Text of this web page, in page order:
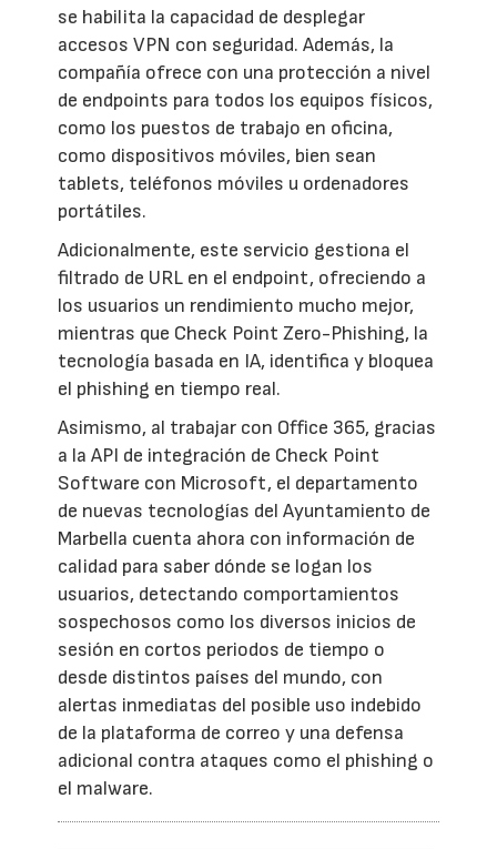
se habilita la capacidad de desplegar
accesos VPN con seguridad. Además, la
compañía ofrece con una protección a nivel
de endpoints para todos los equipos físicos,
como los puestos de trabajo en oficina,
como dispositivos móviles, bien sean
tablets, teléfonos móviles u ordenadores
portátiles.
Adicionalmente, este servicio gestiona el
filtrado de URL en el endpoint, ofreciendo a
los usuarios un rendimiento mucho mejor,
mientras que Check Point Zero-Phishing, la
tecnología basada en IA, identifica y bloquea
el phishing en tiempo real.
Asimismo, al trabajar con Office 365, gracias
a la API de integración de Check Point
Software con Microsoft, el departamento
de nuevas tecnologías del Ayuntamiento de
Marbella cuenta ahora con información de
calidad para saber dónde se logan los
usuarios, detectando comportamientos
sospechosos como los diversos inicios de
sesión en cortos periodos de tiempo o
desde distintos países del mundo, con
alertas inmediatas del posible uso indebido
de la plataforma de correo y una defensa
adicional contra ataques como el phishing o
el malware.